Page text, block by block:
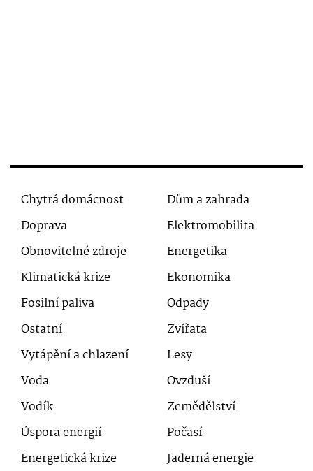
Chytrá domácnost
Dům a zahrada
Doprava
Elektromobilita
Obnovitelné zdroje
Energetika
Klimatická krize
Ekonomika
Fosilní paliva
Odpady
Ostatní
Zvířata
Vytápění a chlazení
Lesy
Voda
Ovzduší
Vodík
Zemědělství
Úspora energií
Počasí
Energetická krize
Jaderná energie